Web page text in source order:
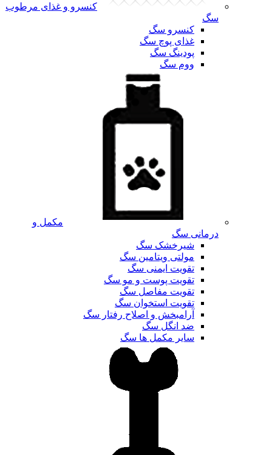
کنسرو و غذای مرطوب
سگ
کنسرو سگ
غذای پوچ سگ
پودینگ سگ
ووم سگ
مکمل و
درمانی سگ
شیرخشک سگ
مولتی ویتامین سگ
تقویت ایمنی سگ
تقویت پوست و مو سگ
تقویت مفاصل سگ
تقویت استخوان سگ
آرامبخش و اصلاح رفتار سگ
ضد انگل سگ
سایر مکمل ها سگ